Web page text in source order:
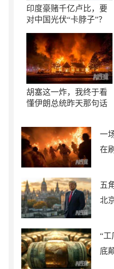
印度豪赌千亿卢比，要
对中国光伏“卡脖子”？
胡塞这一炸，我终于看
懂伊朗总统昨天那句话
一
在
五
北
“工
底